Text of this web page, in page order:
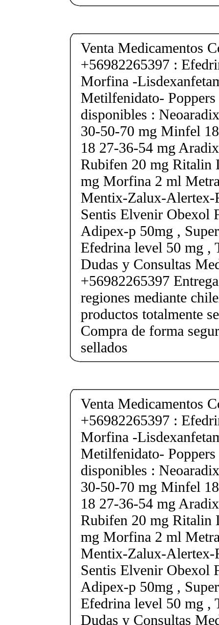
Venta Medicamentos
+56982265397 :
Morfina -
Metilfenidato-
disponibles :
30-50-70 mg Minfel
18 27-36-54 mg
Rubifen 20 mg Ritalin
mg Morfina 2 ml
Mentix-Zalux-Alertex-
Sentis Elvenir Obexol
Adipex-p 50mg ,
Efedrina level 50 mg ,
Dudas y Consultas
+56982265397
regiones mediante
productos totalmente
Compra de forma
sellados
Venta Medicamentos
+56982265397 :
Morfina -
Metilfenidato-
disponibles :
30-50-70 mg Minfel
18 27-36-54 mg
Rubifen 20 mg Ritalin
mg Morfina 2 ml
Mentix-Zalux-Alertex-
Sentis Elvenir Obexol
Adipex-p 50mg ,
Efedrina level 50 mg ,
Dudas y Consultas